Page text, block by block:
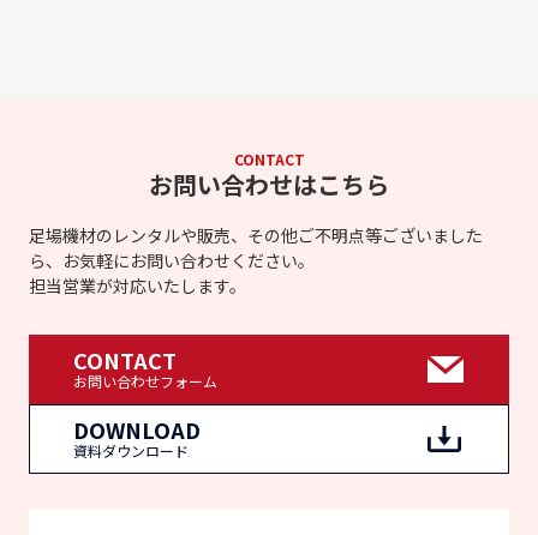
CONTACT
お問い合わせはこちら
足場機材のレンタルや販売、その他ご不明点等ございました
ら、お気軽にお問い合わせください。
担当営業が対応いたします。
DOWNLOAD
資料ダウンロード
CONTACT
お問い合わせフォーム